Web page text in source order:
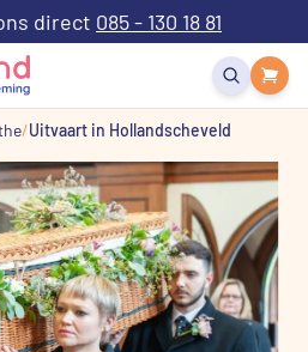
direct 085 - 130 18 81
Uitvaart in Hollandscheveld